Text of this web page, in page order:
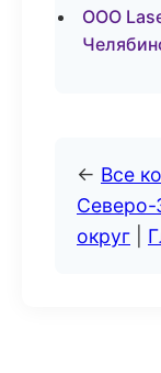
ООО
← Все
Северо-
округ